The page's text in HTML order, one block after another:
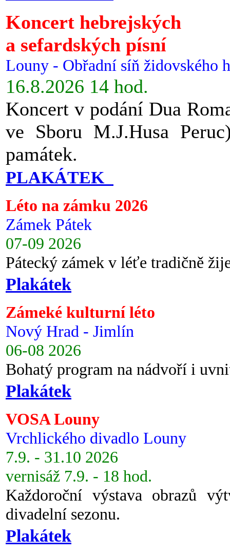
Koncert hebrejských
a sefardských písní
Louny - Obřadní síň židovského
16.8.2026 14 hod.
Koncert v podání Dua
ve Sboru M.J.Husa
památek.
PLAKÁTEK
Léto na zámku 2026
Zámek Pátek
07-09 2026
Pátecký zámek v léťe tradičně
Plakátek
Zámeké kulturní léto
Nový Hrad - Jimlín
06-08 2026
Bohatý program na nádvoří i
Plakátek
VOSA Louny
Vrchlického divadlo Louny
7.9. - 31.10 2026
vernisáž 7.9. - 18 hod.
Každoroční výstava obrazů
divadelní sezonu.
Plakátek